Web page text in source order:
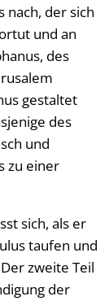
nach, der sich
und an
des
gestaltet
des
und
zu einer
sich, als er
taufen und
zweite Teil
der